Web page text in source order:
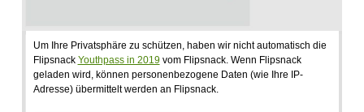
Um Ihre Privatsphäre zu schützen, haben wir nicht automatisch die
Flipsnack Youthpass in 2019vom Flipsnack. Wenn Flipsnack
geladen wird, können personenbezogene Daten (wie Ihre IP-
Adresse) übermittelt werden an Flipsnack.